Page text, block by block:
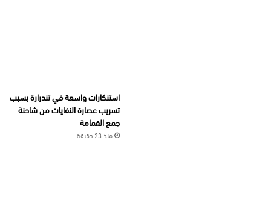
استنكارات واسعة في تندرارة بسبب
تسريب عصارة النفايات من شاحنة
جمع القمامة
منذ 23 دقيقة